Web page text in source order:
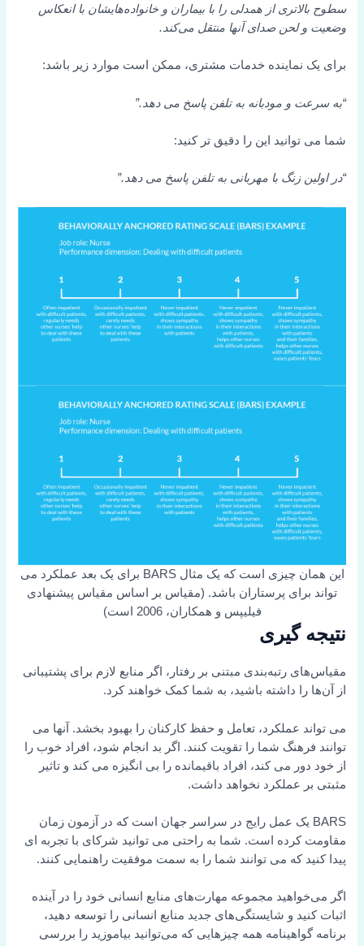
سطوح بالاتری از همدلی را با بیماران و خانواده‌هایشان با انعکاس
وضعیت و لحن صدای آنها منتقل می‌کند.
برای یک نماینده خدمات مشتری، ممکن است موارد زیر باشد:
“به سرعت و مودبانه به تلفن پاسخ می دهد.”
شما می توانید این را دقیق تر کنید:
“در اولین زنگ با مهربانی به تلفن پاسخ می دهد.”
این همان چیزی است که یک مثال BARS برای یک بعد عملکرد می
تواند برای پرستاران باشد. (مقیاس بر اساس مقیاس پیشنهادی
فیلیپس و همکاران، 2006 است)
نتیجه گیری
مقیاس‌های رتبه‌بندی مبتنی بر رفتار، اگر منابع لازم برای پشتیبانی
از آن‌ها را داشته باشید، به شما کمک خواهند کرد.
می تواند عملکرد، تعامل و حفظ کارکنان را بهبود بخشد. آنها می
توانند فرهنگ شما را تقویت کنند. اگر بد انجام شود، افراد خوب را
از خود دور می کند، افراد باقیمانده را بی انگیزه می کند و تاثیر
مثبتی بر عملکرد نخواهد داشت.
BARS یک عمل رایج در سراسر جهان است که در آزمون زمان
مقاومت کرده است. شما به راحتی می توانید شرکای با تجربه ای
پیدا کنید که می توانند شما را به سمت موفقیت راهنمایی کنند.
اگر می‌خواهید مجموعه مهارت‌های منابع انسانی خود را در آینده
اثبات کنید و شایستگی‌های جدید منابع انسانی را توسعه دهید،
برنامه گواهینامه همه چیزهایی که می‌توانید بیاموزید را بررسی